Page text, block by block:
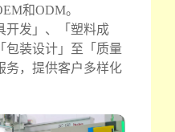
和ODM。
开发」、「塑料成
包装设计」至「质量
务，提供客户多样化